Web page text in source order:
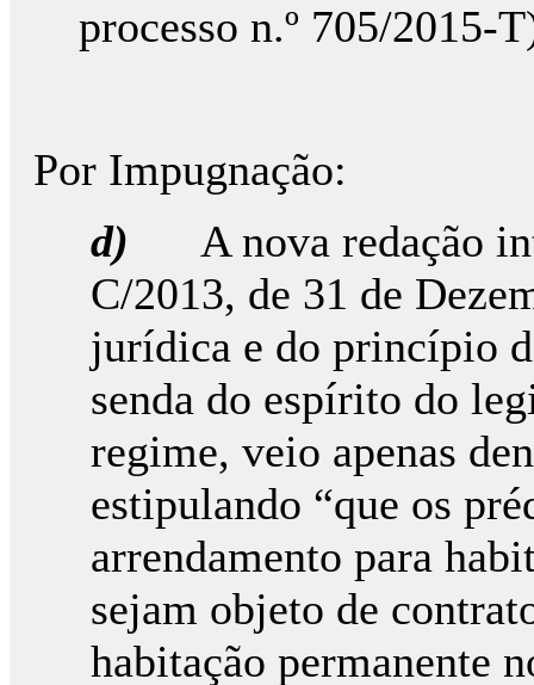
processo n.º 705/2015-
Por Impugnação:
d) A nova redação
C/2013, de 31 de
jurídica e do princípio
senda do espírito do
regime, veio apenas
estipulando “que os
arrendamento para
sejam objeto de
habitação permanente